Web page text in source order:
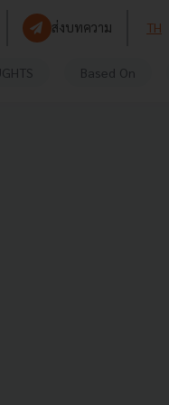
ส่งบทความ TH
Based On